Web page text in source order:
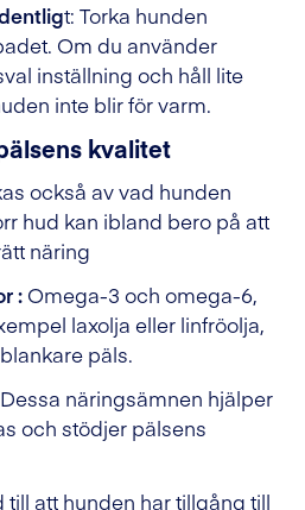
t: Torka hunden
Om du använder
inställning och håll lite
inte blir för varm.
kvalitet
också av vad hunden
hud kan ibland bero på att
näring
: Omega-3 och omega-6,
laxolja eller linfröolja,
päls.
Dessa näringsämnen hjälper
och stödjer pälsens
till att hunden har tillgång till